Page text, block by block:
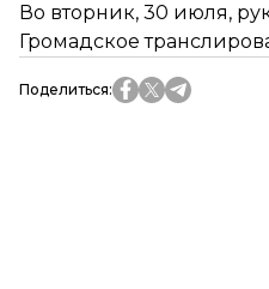
Во вторник, 30 июля,
Громадское
Поделиться: